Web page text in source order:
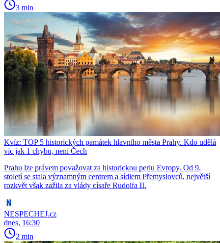
3 min
Kvíz: TOP 5 historických památek hlavního města Prahy. Kdo udělá
víc jak 1 chybu, není Čech
Prahu lze právem považovat za historickou perlu Evropy. Od 9.
století se stala významným centrem a sídlem Přemyslovců, největší
rozkvět však zažila za vlády císaře Rudolfa II.
NESPECHEJ.cz
dnes, 16:30
2 min